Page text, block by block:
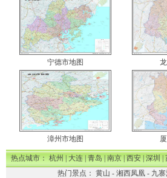
宁德市地图
漳州市地图
热点城市：杭州|大连|青岛|南京|西安|深圳|
热门景点： 黄山 - 湘西凤凰- 九寨